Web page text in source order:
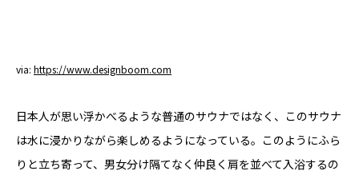
via: https://www.designboom.com
日本人が思い浮かべるような普通のサウナではなく、このサウナ
は水に浸かりながら楽しめるようになっている。このようにふら
りと立ち寄って、男女分け隔てなく仲良く肩を並べて入浴するの